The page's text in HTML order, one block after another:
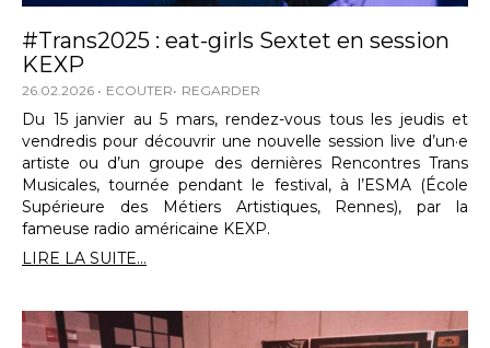
#Trans2025 : eat-girls Sextet en session
KEXP
26.02.2026 ECOUTER REGARDER
Du 15 janvier au 5 mars, rendez-vous tous les jeudis et
vendredis pour découvrir une nouvelle session live d’un·e
artiste ou d’un groupe des dernières Rencontres Trans
Musicales, tournée pendant le festival, à l’ESMA (École
Supérieure des Métiers Artistiques, Rennes), par la
fameuse radio américaine KEXP.
LIRE LA SUITE...